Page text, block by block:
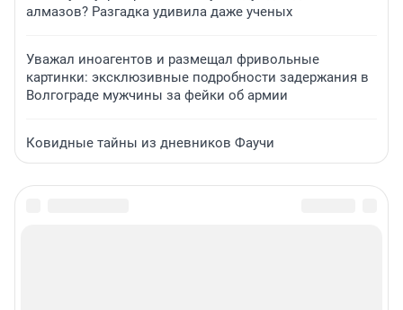
алмазов? Разгадка удивила даже ученых
Уважал иноагентов и размещал фривольные
картинки: эксклюзивные подробности задержания в
Волгограде мужчины за фейки об армии
Ковидные тайны из дневников Фаучи